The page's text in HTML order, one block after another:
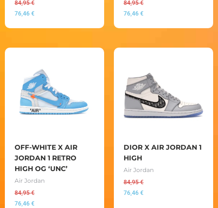
84,95€
76,46 €
84,95€
76,46 €
OFF-WHITE X AIR
JORDAN 1 RETRO
HIGH OG ‘UNC’
Air Jordan
84,95€
76,46 €
DIOR X AIR JORDAN 1
HIGH
Air Jordan
84,95€
76,46 €